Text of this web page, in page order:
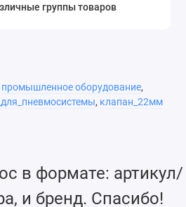
группы товаров
промышленное оборудование,
, клапан_22мм
в формате: артикул/
и бренд. Спасибо!